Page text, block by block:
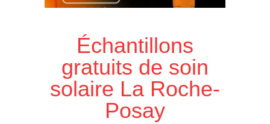
Échantillons
gratuits de soin
solaire La Roche-
Posay